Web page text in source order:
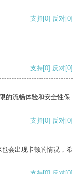
支持[0] 反对[0]
支持[0] 反对[0]
的流畅体验和安全性保
支持[0] 反对[0]
会出现卡顿的情况，希